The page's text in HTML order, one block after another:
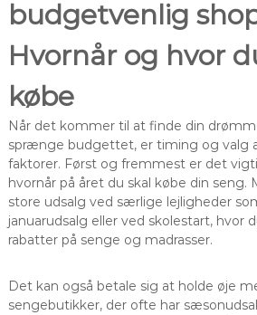
budgetvenlig
Hvornår og hvor
købe
Når det kommer til at finde din
sprænge budgettet, er timing og valg
faktorer. Først og fremmest er det
hvornår på året du skal købe din seng.
store udsalg ved særlige lejligheder
januarudsalg eller ved skolestart, hvor
rabatter på senge og madrasser.
Det kan også betale sig at holde øje
sengebutikker, der ofte har